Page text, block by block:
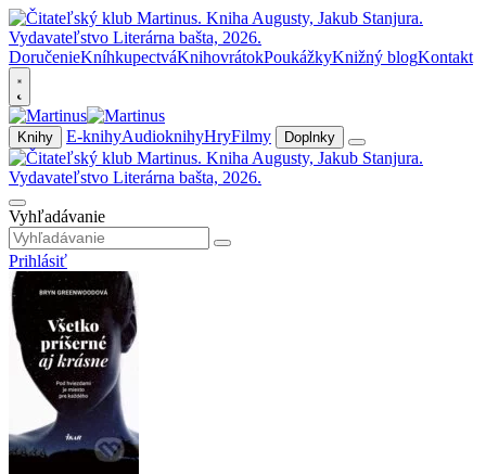
DoručenieKníhkupectváKnihovrátokPoukážkyKnižný blogKontakt
Knihy E-knihyAudioknihyHryFilmy Doplnky
Vyhľadávanie
Prihlásiť